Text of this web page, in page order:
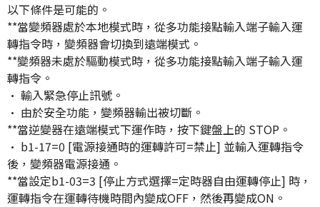
以下條件是可能的。
**當變頻器處於本地模式時，從多功能接點輸入端子輸入運
轉指令時，變頻器會切換到遠端模式。
**變頻器未處於驅動模式時，從多功能接點輸入端子輸入運
轉指令。
• 輸入緊急停止訊號。
• 由於安全功能，變頻器輸出被切斷。
**當逆變器在遠端模式下運作時，按下鍵盤上的 STOP。
• b1-17=0 [電源接通時的運轉許可=禁止] 並輸入運轉指令
後，變頻器電源接通。
**當設定b1-03=3 [停止方式選擇=定時器自由運轉停止] 時，
運轉指令在運轉待機時間內變成OFF，然後再變成ON。